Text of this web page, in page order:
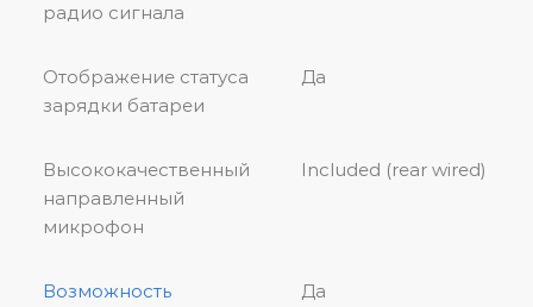
радио сигнала
Отображение статуса
зарядки батареи
Да
Высококачественный
направленный
микрофон
Included (rear wired)
Возможность
Да